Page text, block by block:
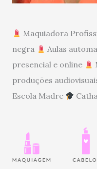
Maquiadora
negra
Aulas
presencial e online
produções
Escola Madre